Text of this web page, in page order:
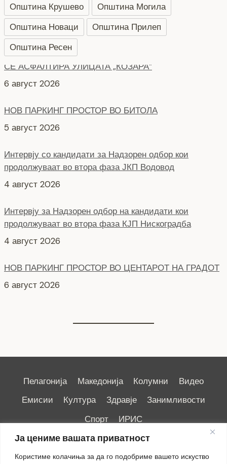
Ја цениме вашата приватност
Користиме колачиња за да го подобриме вашето искуство
Општина Крушево
Општина Могила
Општина Новаци
Општина Прилеп
Општина Ресен
НОВ ПАРКИНГ ПРОСТОР ВО БИТОЛА
5 август 2026
Интервју со кандидати за Надзорен одбор кои
продолжуваат во втора фаза ЈКП Водовод
Интервју за Надзорен одбор на кандидати кои
продолжуваат во втора фаза КЈП Нискоградба
НОВ ПАРКИНГ ПРОСТОР ВО ЦЕНТАРОТ НА ГРАДОТ
6 август 2026
СЕ АСФАЛТИРА УЛИЦАТА „КОЗАРА“
6 август 2026
Пелагонија Македонија Колумни
Видео
Емисии
Култура Здравје
Занимливости
Спорт
ИРИС